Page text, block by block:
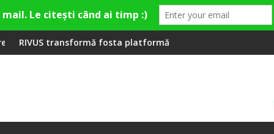
la Fashion Village
fosta platformă Carbochim într-un nou centru cultural și